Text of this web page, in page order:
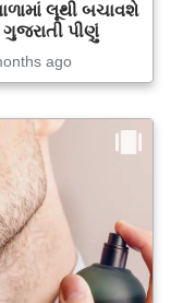
લૂથી બચાવશે
પીણું
ago